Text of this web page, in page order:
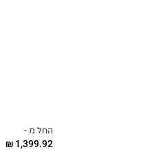
החל מ -
1,399.92 ₪